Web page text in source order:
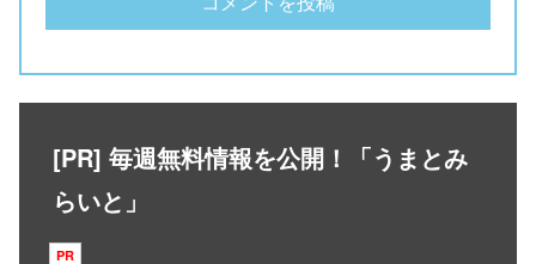
[PR] 毎週無料情報を公開！「うまとみ
らいと」